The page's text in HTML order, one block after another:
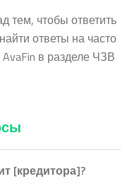
тем, чтобы ответить
ответы на часто
в разделе ЧЗВ
[кредитора]?